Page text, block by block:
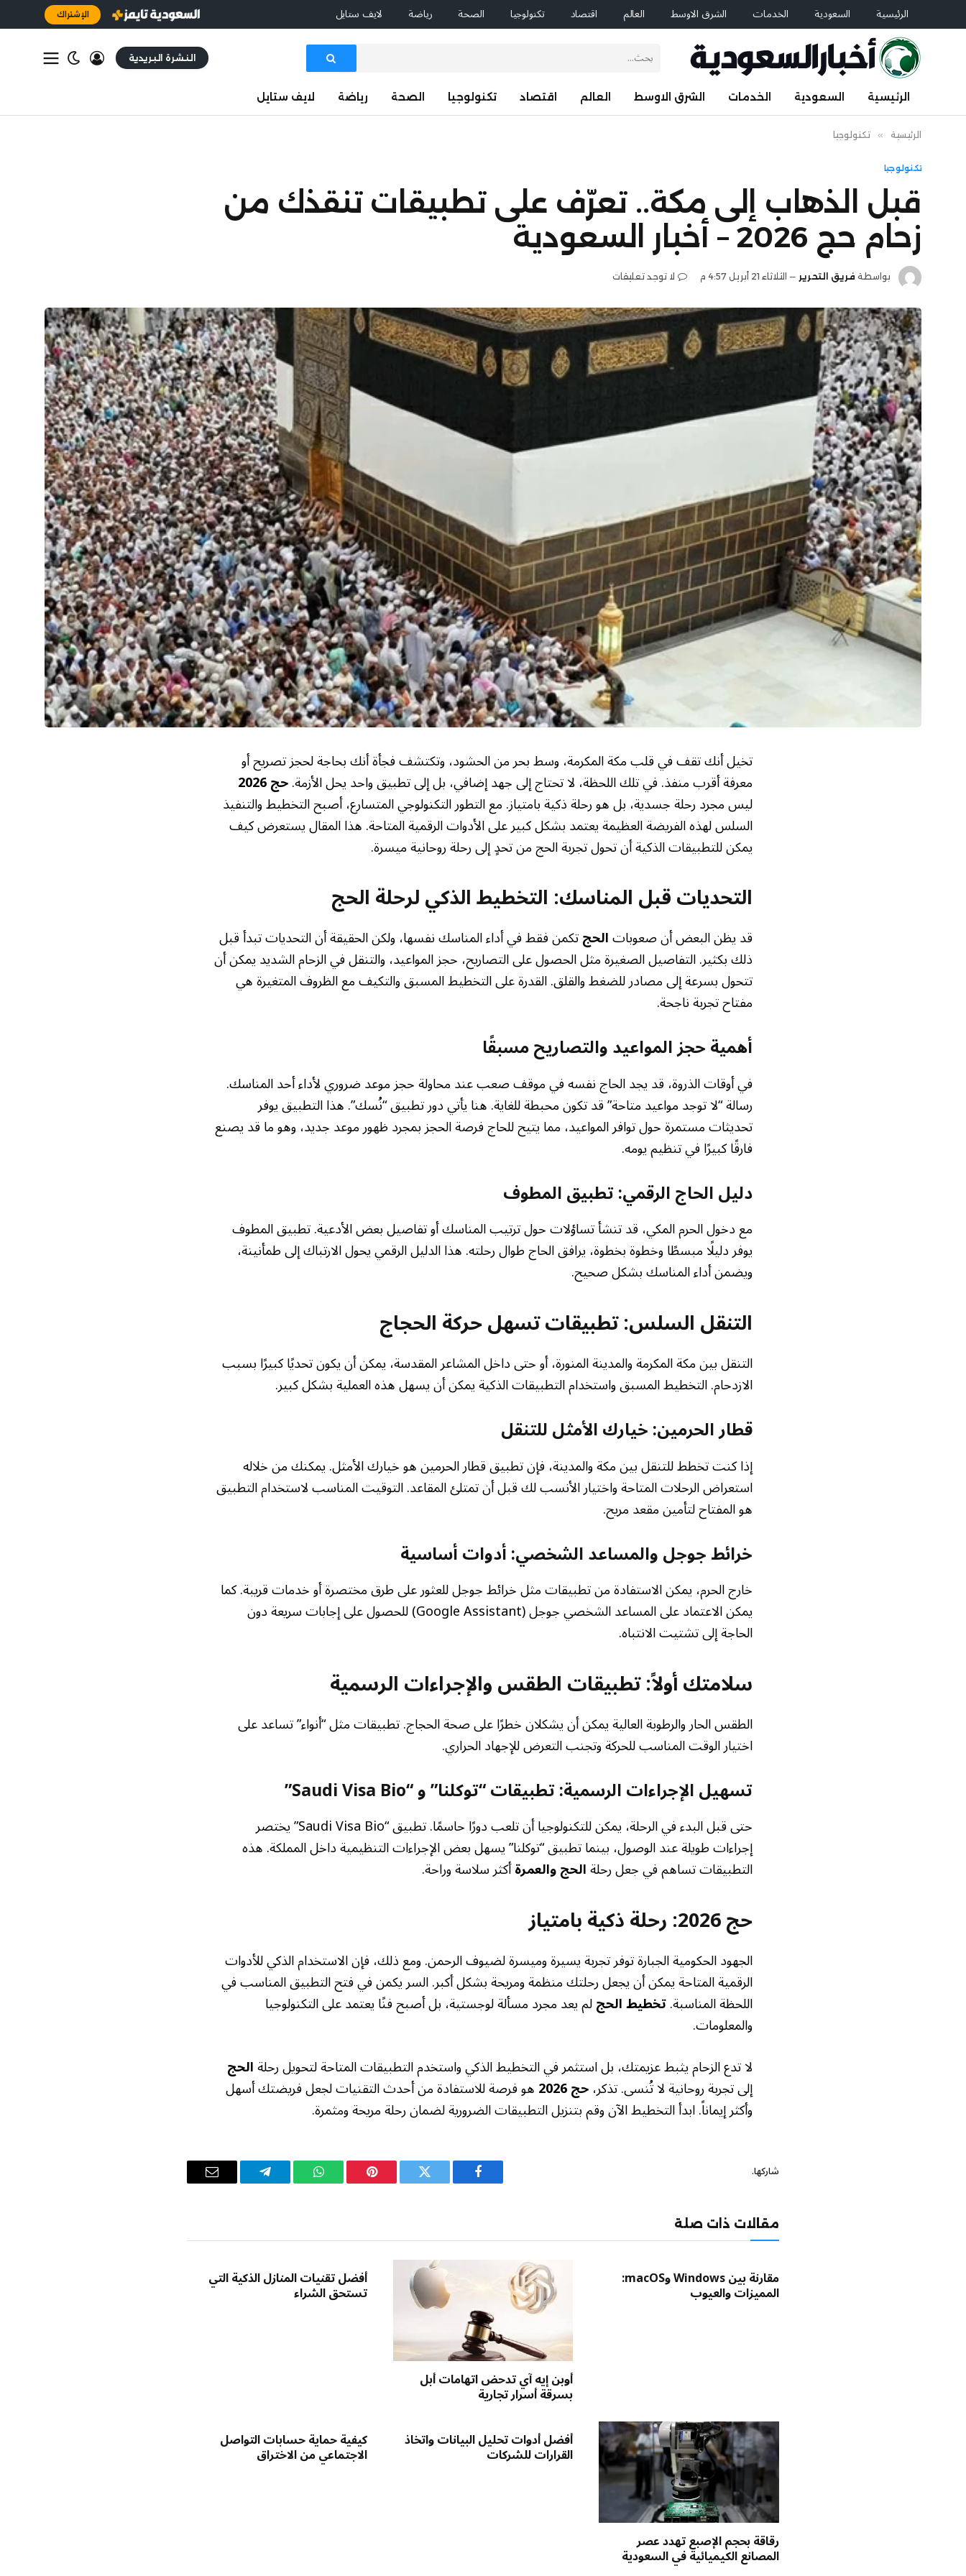
الرئيسية السعودية الخدمات الشرق الاوسط العالم اقتصاد تكنولوجيا الصحة رياضة لايف ستايل الإشتراك
النشرة البريدية
الرئيسية السعودية الخدمات الشرق الاوسط العالم اقتصاد تكنولوجيا الصحة رياضة لايف ستايل
الرئيسية » تكنولوجيا
تكنولوجيا
قبل الذهاب إلى مكة.. تعرّف على تطبيقات تنقذك من
زحام حج 2026 – أخبار السعودية
بواسطة فريق التحرير الثلاثاء 21 أبريل 4:57 م لا توجد تعليقات
تخيل أنك تقف في قلب مكة المكرمة، وسط بحر من الحشود، وتكتشف فجأة أنك بحاجة لحجز تصريح أو
معرفة أقرب منفذ. في تلك اللحظة، لا تحتاج إلى جهد إضافي، بل إلى تطبيق واحد يحل الأزمة.حج 2026
ليس مجرد رحلة جسدية، بل هو رحلة ذكية بامتياز. مع التطور التكنولوجي المتسارع، أصبح التخطيط والتنفيذ
السلس لهذه الفريضة العظيمة يعتمد بشكل كبير على الأدوات الرقمية المتاحة. هذا المقال يستعرض كيف
يمكن للتطبيقات الذكية أن تحول تجربة الحج من تحدٍ إلى رحلة روحانية ميسرة.
التحديات قبل المناسك: التخطيط الذكي لرحلة الحج
قد يظن البعض أن صعوباتالحجتكمن فقط في أداء المناسك نفسها، ولكن الحقيقة أن التحديات تبدأ قبل
ذلك بكثير. التفاصيل الصغيرة مثل الحصول على التصاريح، حجز المواعيد، والتنقل في الزحام الشديد يمكن أن
تتحول بسرعة إلى مصادر للضغط والقلق. القدرة على التخطيط المسبق والتكيف مع الظروف المتغيرة هي
مفتاح تجربة ناجحة.
أهمية حجز المواعيد والتصاريح مسبقًا
في أوقات الذروة، قد يجد الحاج نفسه في موقف صعب عند محاولة حجز موعد ضروري لأداء أحد المناسك.
رسالة “لا توجد مواعيد متاحة” قد تكون محبطة للغاية. هنا يأتي دور تطبيق “نُسك”. هذا التطبيق يوفر
تحديثات مستمرة حول توافر المواعيد، مما يتيح للحاج فرصة الحجز بمجرد ظهور موعد جديد، وهو ما قد يصنع
فارقًا كبيرًا في تنظيم يومه.
دليل الحاج الرقمي: تطبيق المطوف
مع دخول الحرم المكي، قد تنشأ تساؤلات حول ترتيب المناسك أو تفاصيل بعض الأدعية. تطبيق المطوف
يوفر دليلًا مبسطًا وخطوة بخطوة، يرافق الحاج طوال رحلته. هذا الدليل الرقمي يحول الارتباك إلى طمأنينة،
ويضمن أداء المناسك بشكل صحيح.
التنقل السلس: تطبيقات تسهل حركة الحجاج
التنقل بين مكة المكرمة والمدينة المنورة، أو حتى داخل المشاعر المقدسة، يمكن أن يكون تحديًا كبيرًا بسبب
الازدحام. التخطيط المسبق واستخدام التطبيقات الذكية يمكن أن يسهل هذه العملية بشكل كبير.
قطار الحرمين: خيارك الأمثل للتنقل
إذا كنت تخطط للتنقل بين مكة والمدينة، فإن تطبيق قطار الحرمين هو خيارك الأمثل. يمكنك من خلاله
استعراض الرحلات المتاحة واختيار الأنسب لك قبل أن تمتلئ المقاعد. التوقيت المناسب لاستخدام التطبيق
هو المفتاح لتأمين مقعد مريح.
خرائط جوجل والمساعد الشخصي: أدوات أساسية
خارج الحرم، يمكن الاستفادة من تطبيقات مثل خرائط جوجل للعثور على طرق مختصرة أو خدمات قريبة. كما
يمكن الاعتماد على المساعد الشخصي جوجل (Google Assistant) للحصول على إجابات سريعة دون
الحاجة إلى تشتيت الانتباه.
سلامتك أولاً: تطبيقات الطقس والإجراءات الرسمية
الطقس الحار والرطوبة العالية يمكن أن يشكلان خطرًا على صحة الحجاج. تطبيقات مثل “أنواء” تساعد على
اختيار الوقت المناسب للحركة وتجنب التعرض للإجهاد الحراري.
تسهيل الإجراءات الرسمية: تطبيقات “توكلنا” و “Saudi Visa Bio”
حتى قبل البدء في الرحلة، يمكن للتكنولوجيا أن تلعب دورًا حاسمًا. تطبيق “Saudi Visa Bio” يختصر
إجراءات طويلة عند الوصول، بينما تطبيق “توكلنا” يسهل بعض الإجراءات التنظيمية داخل المملكة. هذه
التطبيقات تساهم في جعل رحلةالحج والعمرةأكثر سلاسة وراحة.
حج 2026: رحلة ذكية بامتياز
الجهود الحكومية الجبارة توفر تجربة يسيرة وميسرة لضيوف الرحمن. ومع ذلك، فإن الاستخدام الذكي للأدوات
الرقمية المتاحة يمكن أن يجعل رحلتك منظمة ومريحة بشكل أكبر. السر يكمن في فتح التطبيق المناسب في
اللحظة المناسبة.تخطيط الحجلم يعد مجرد مسألة لوجستية، بل أصبح فنًا يعتمد على التكنولوجيا
والمعلومات.
لا تدع الزحام يثبط عزيمتك، بل استثمر في التخطيط الذكي واستخدم التطبيقات المتاحة لتحويل رحلةالحج
إلى تجربة روحانية لا تُنسى. تذكر،حج 2026 هو فرصة للاستفادة من أحدث التقنيات لجعل فريضتك أسهل
وأكثر إيماناً. ابدأ التخطيط الآن وقم بتنزيل التطبيقات الضرورية لضمان رحلة مريحة ومثمرة.
شاركها.
فيسبوك تويتر بينتيريستواتساب تيلقرام
البريد
مقالات ذات صلة
مقارنة بين Windows وmacOS:
المميزات والعيوب
أوبن إيه آي تدحض اتهامات أبل
بسرقة أسرار تجارية
أفضل تقنيات المنازل الذكية التي
تستحق الشراء
رقاقة بحجم الإصبع تهدد عصر
المصانع الكيميائية في السعودية
أفضل أدوات تحليل البيانات واتخاذ
القرارات للشركات
كيفية حماية حسابات التواصل
الاجتماعي من الاختراق